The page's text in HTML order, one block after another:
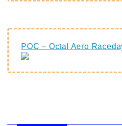
POC – Octal Aero